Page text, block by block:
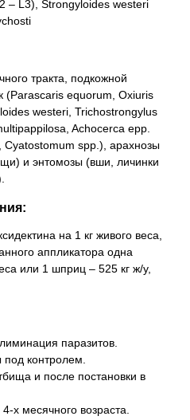
– L3), Strongyloides westeri
тракта, подкожной
(Parascaris equorum, Oxiuris
westeri, Trichostrongylus
Achocerca epp.
spp.), арахнозы
и энтомозы (вши, личинки
на 1 кг живого веса,
аппликатора одна
или 1 шприц – 525 кг ж/у,
паразитов.
под контролем.
и после постановки в
х месячного возраста.